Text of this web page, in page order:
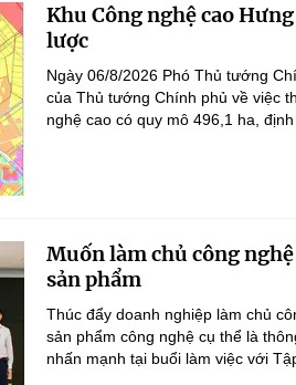
Khu Công nghệ cao
lược
Ngày 06/8/2026 Phó Thủ tướng
của Thủ tướng Chính phủ về việc
nghệ cao có quy mô 496,1 ha,
Muốn làm chủ công
sản phẩm
Thúc đẩy doanh nghiệp làm chủ
sản phẩm công nghệ cụ thể là
nhấn mạnh tại buổi làm việc với